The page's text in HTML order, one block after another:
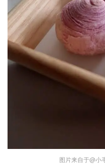
图片来自于@小